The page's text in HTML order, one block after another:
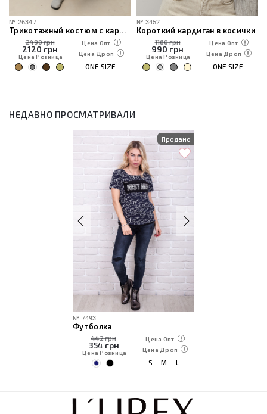
Трикотажный костюм с кардиганом, топом и брюками
№
Короткий кардиган в косички
1160 грн
990
Цена Розница
Цена Опт
Цена Дроп
ONE SIZE
1015
Цена Розница
Цена Опт
Цена
НЕДАВНО ПРОСМАТРИВАЛИ
Продано
№ 7493
Футболка
442 грн
354 грн
Цена Розница
Цена Опт
Цена Дроп
S M L